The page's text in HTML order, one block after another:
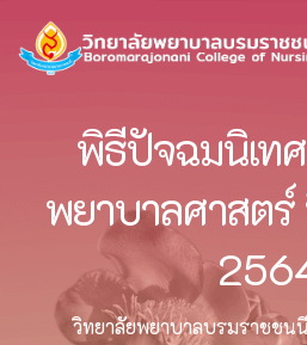
พิธีปัจฉมนิเท
พยาบาลศาสต
วิทยาลัยพยาบาลบรมราชชน